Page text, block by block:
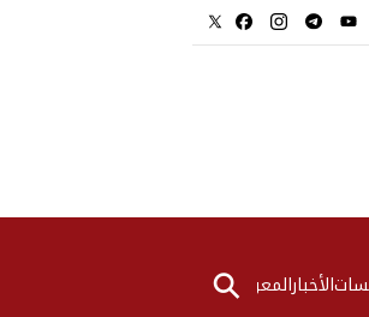
الأخبارالمعرض⚲